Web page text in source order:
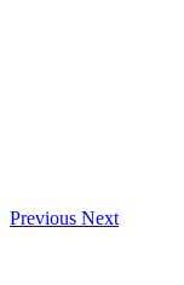
Previous Next